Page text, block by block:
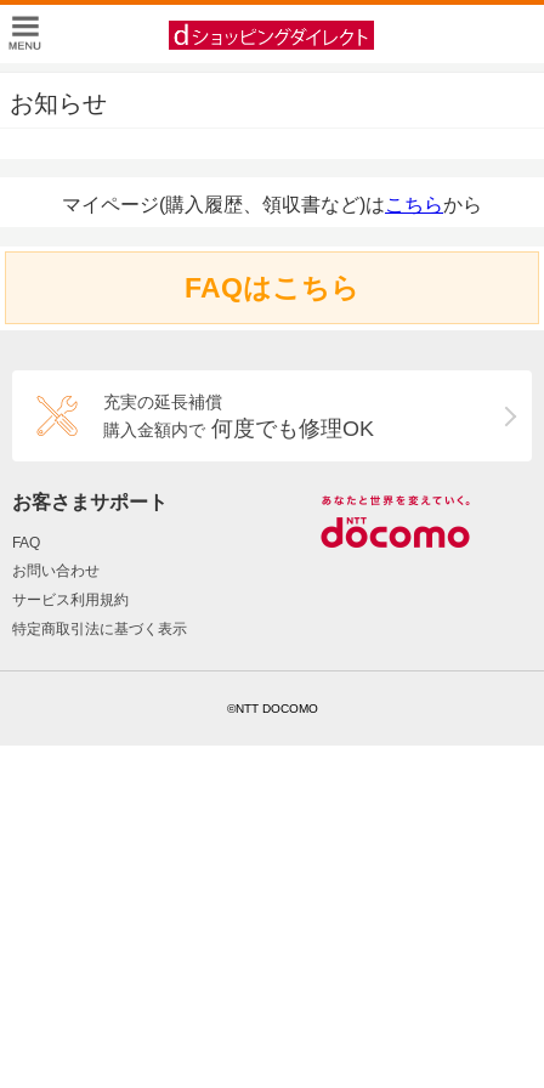
お知らせ
マイページ(購入履歴、領収書など)はこちらから
FAQはこちら
充実の延長補償
購入金額内で 何度でも修理OK
お客さまサポート
FAQ
お問い合わせ
サービス利用規約
特定商取引法に基づく表示
©NTT DOCOMO